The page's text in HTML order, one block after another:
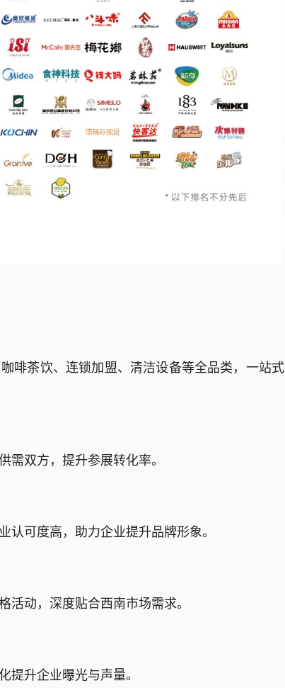
啡茶饮、连锁加盟、清洁设备等全品类，一站式
双方，提升参展转化率。
可度高，助力企业提升品牌形象。
动，深度贴合西南市场需求。
升企业曝光与声量。